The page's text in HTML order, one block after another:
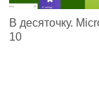
В десяточку.
10